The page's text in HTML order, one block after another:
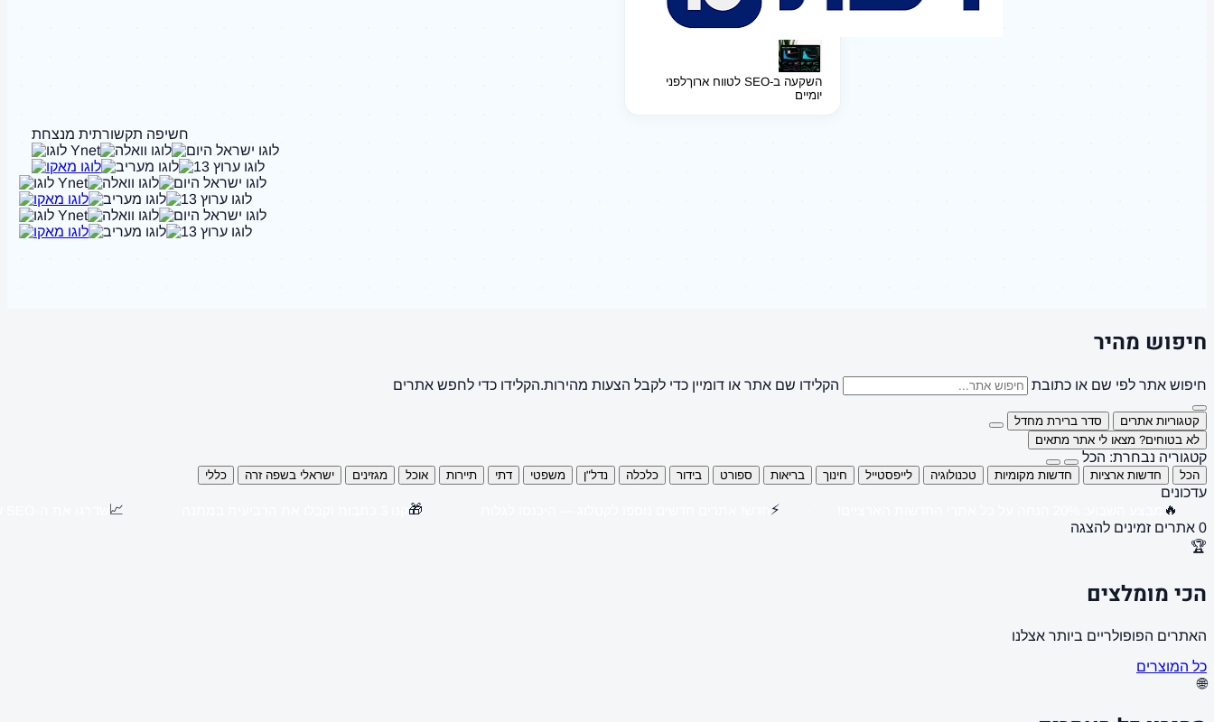
השקעה ב-SEO לטווח ארוך
לפני
יומיים
חשיפה תקשורתית מנצחת
חיפוש מהיר
חיפוש אתר לפי שם או כתובת הקלידו שם אתר או דומיין כדי לקבל הצעות מהירות.הקלידו כדי לחפש אתרים
קטגוריות אתרים
סדר ברירת מחדל
לא בטוחים? מצאו לי אתר מתאים
קטגוריה נבחרת: הכל
הכל חדשות ארציות חדשות מקומיות טכנולוגיה לייפסטייל חינוך בריאות ספורט בידור כלכלה נדל"ן משפטי דתי תיירות אוכל מגזינים ישראלי בשפה זרה כללי
עדכונים
🔥
⚡
🎁
📈
0 אתרים זמינים להצגה
🏆
הכי מומלצים
האתרים הפופולריים ביותר אצלנו
כל המוצרים
🌐